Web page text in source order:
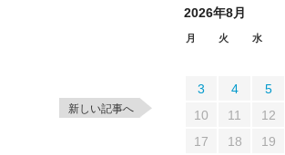
新しい記事へ
2026年8月
月 火 水
3
4 5
10
11 12
17
18 19